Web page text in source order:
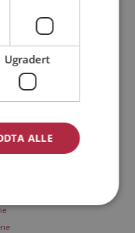
Kvinne
Ugradert
ALLE